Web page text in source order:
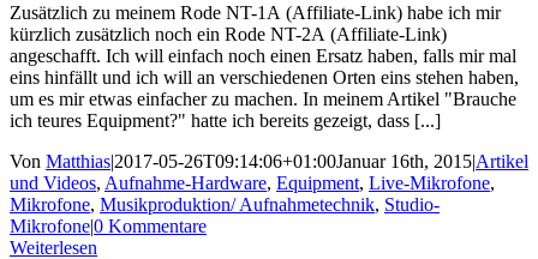
Zusätzlich zu meinem Rode NT-1A (Affiliate-Link) habe ich mir
kürzlich zusätzlich noch ein Rode NT-2A (Affiliate-Link)
angeschafft. Ich will einfach noch einen Ersatz haben, falls mir mal
eins hinfällt und ich will an verschiedenen Orten eins stehen haben,
um es mir etwas einfacher zu machen. In meinem Artikel "Brauche
ich teures Equipment?" hatte ich bereits gezeigt, dass [...]
Von Matthias|2017-05-26T09:14:06+01:00Januar 16th, 2015|Artikel
und Videos, Aufnahme-Hardware, Equipment, Live-Mikrofone,
Mikrofone, Musikproduktion/ Aufnahmetechnik, Studio-
Mikrofone|0 Kommentare
Weiterlesen